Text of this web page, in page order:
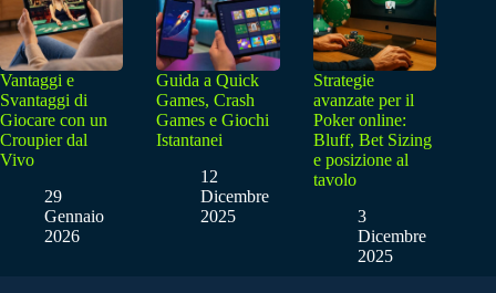
Vantaggi e
Svantaggi di
Giocare con un
Croupier dal
Vivo
29
Gennaio
2026
Guida a Quick
Games, Crash
Games e Giochi
Istantanei
12
Dicembre
2025
Strategie
avanzate per il
Poker online:
Bluff, Bet Sizing
e posizione al
tavolo
3
Dicembre
2025